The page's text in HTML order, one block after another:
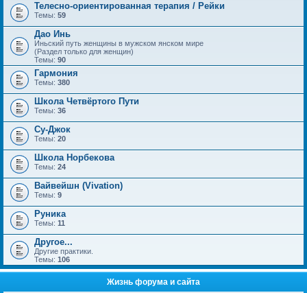
Телесно-ориентированная терапия / Рейки
Темы: 59
Дао Инь
Иньский путь женщины в мужском янском мире
(Раздел только для женщин)
Темы: 90
Гармония
Темы: 380
Школа Четвёртого Пути
Темы: 36
Су-Джок
Темы: 20
Школа Норбекова
Темы: 24
Вайвейшн (Vivation)
Темы: 9
Руника
Темы: 11
Другое...
Другие практики.
Темы: 106
Жизнь форума и сайта